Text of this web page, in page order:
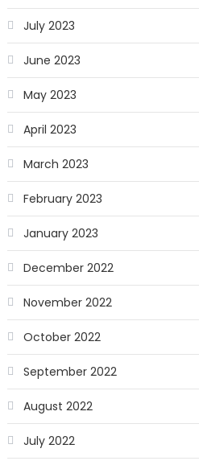
July 2023
June 2023
May 2023
April 2023
March 2023
February 2023
January 2023
December 2022
November 2022
October 2022
September 2022
August 2022
July 2022